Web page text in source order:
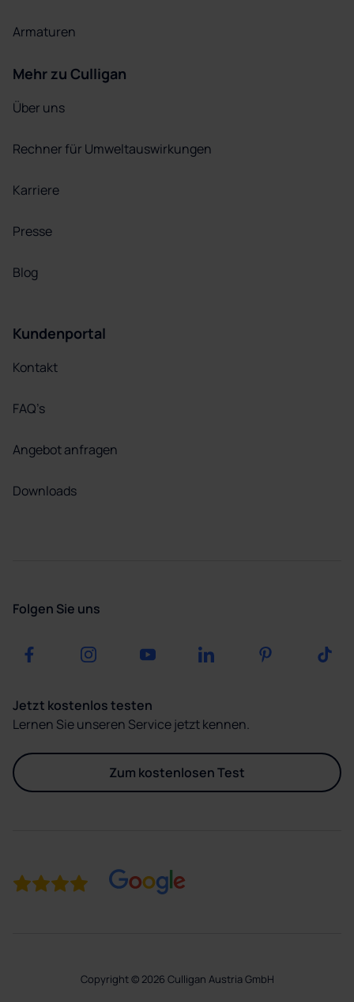
Armaturen
Mehr zu Culligan
Über uns
Rechner für Umweltauswirkungen
Karriere
Presse
Blog
Kundenportal
Kontakt
FAQ’s
Angebot anfragen
Downloads
Folgen Sie uns
Jetzt kostenlos testen
Lernen Sie unseren Service jetzt kennen.
Zum kostenlosen Test
Copyright © 2026 Culligan Austria GmbH